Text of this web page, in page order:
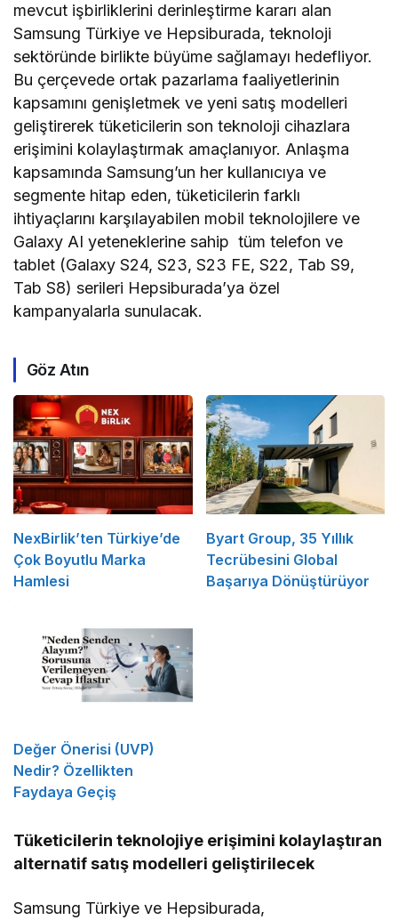
mevcut işbirliklerini derinleştirme kararı alan
Samsung Türkiye ve Hepsiburada, teknoloji
sektöründe birlikte büyüme sağlamayı hedefliyor.
Bu çerçevede ortak pazarlama faaliyetlerinin
kapsamını genişletmek ve yeni satış modelleri
geliştirerek tüketicilerin son teknoloji cihazlara
erişimini kolaylaştırmak amaçlanıyor. Anlaşma
kapsamında Samsung’un her kullanıcıya ve
segmente hitap eden, tüketicilerin farklı
ihtiyaçlarını karşılayabilen mobil teknolojilere ve
Galaxy AI yeteneklerine sahip tüm telefon ve
tablet (Galaxy S24, S23, S23 FE, S22, Tab S9,
Tab S8) serileri Hepsiburada’ya özel
kampanyalarla sunulacak.
Göz Atın
NexBirlik’ten Türkiye’de
Çok Boyutlu Marka
Hamlesi
Byart Group, 35 Yıllık
Tecrübesini Global
Başarıya Dönüştürüyor
Değer Önerisi (UVP)
Nedir? Özellikten
Faydaya Geçiş
Tüketicilerin teknolojiye erişimini kolaylaştıran
alternatif satış modelleri geliştirilecek
Samsung Türkiye ve Hepsiburada,